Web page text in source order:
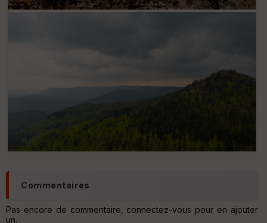
Commentaires
Pas encore de commentaire, connectez-vous pour en ajouter
un.